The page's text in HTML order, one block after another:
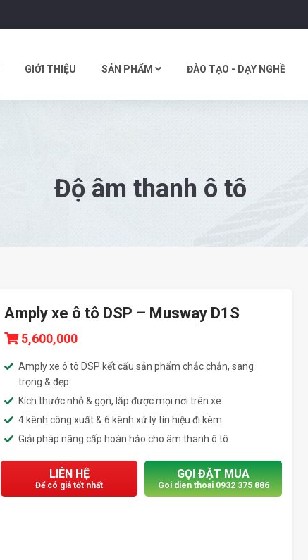
GIỚI THIỆU SẢN PHẨM ĐÀO TẠO - DẠY NGHỀ
Độ âm thanh ô tô
Amply xe ô tô DSP – Musway D1S
5,600,000
Amply xe ô tô DSP kết cấu sản phẩm chắc chắn, sang
trọng & đẹp
Kích thước nhỏ & gọn, lắp được mọi nơi trên xe
4 kênh công xuất & 6 kênh xử lý tín hiệu đi kèm
Giải pháp nâng cấp hoàn hảo cho âm thanh ô tô
LIÊN HỆ
Để có giá tốt nhất
GỌI ĐẶT MUA
Goi dien thoai 0932 375 886